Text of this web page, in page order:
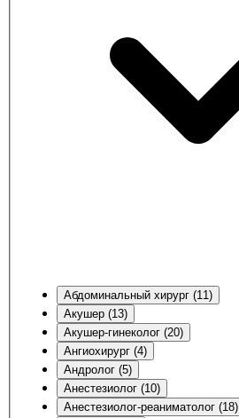
Абдоминальный хирург (11)
Акушер (13)
Акушер-гинеколог (20)
Ангиохирург (4)
Андролог (5)
Анестезиолог (10)
Анестезиолог-реаниматолог (18)